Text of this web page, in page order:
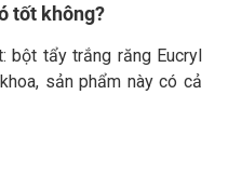
tốt không?
bột tẩy trắng răng Eucryl
sản phẩm này có cả